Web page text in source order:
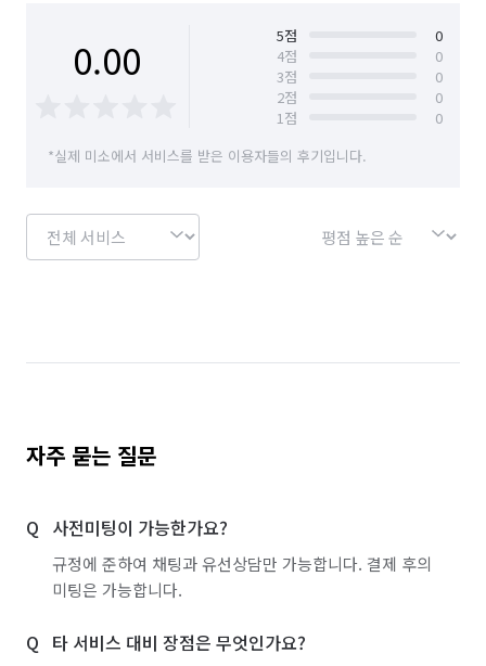
0.00 5점
0
4점
0
3점
0
2점
0
1점
0
*실제 미소에서 서비스를 받은 이용자들의 후기입니다.
자주 묻는 질문
사전미팅이 가능한가요?
규정에 준하여 채팅과 유선상담만 가능합니다. 결제 후의
미팅은 가능합니다.
타 서비스 대비 장점은 무엇인가요?